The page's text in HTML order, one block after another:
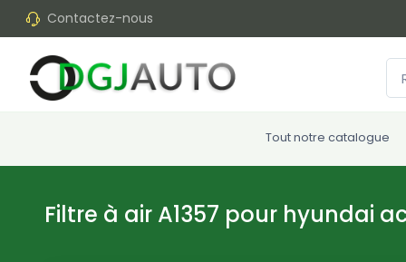
Contactez-nous
Tout notre catalogue
Filtre à air A1357 pour hyundai